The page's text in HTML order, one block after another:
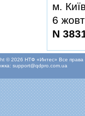
м.
6
N
© 2026 НТФ «Интес» Все права
support@qdpro.com.ua